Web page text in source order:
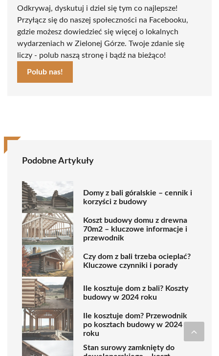
Odkrywaj, dyskutuj i dziel się tym co najlepsze!
Przyłącz się do naszej społeczności na Facebooku,
gdzie możesz dowiedzieć się więcej o lokalnych
wydarzeniach w Zielonej Górze. Twoje zdanie się
liczy - polub naszą stronę i bądź na bieżąco!
Polub nas!
Podobne Artykuły
Domy z bali góralskie – cennik i
korzyści z budowy
Koszt budowy domu z drewna
70m2 – kluczowe informacje i
przewodnik
Czy dom z bali trzeba ocieplać?
Kluczowe czynniki i porady
Ile kosztuje dom z bali? Koszty
budowy w 2024 roku
Ile kosztuje dom? Przewodnik
po kosztach budowy w 2024
roku
Stan surowy zamknięty do